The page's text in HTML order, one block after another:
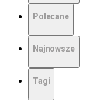
Polecane
Najnowsze
Tagi